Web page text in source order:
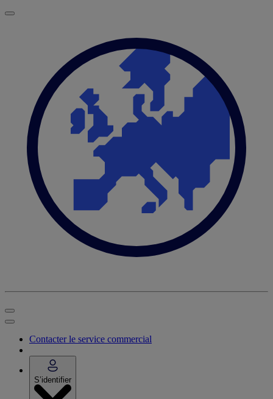
Contacter le service commercial
S’identifier